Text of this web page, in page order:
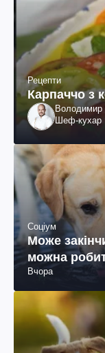
Рецепти
Карпаччо з
Володимир
Шеф-кухар
Соціум
Може
можна
Вчора